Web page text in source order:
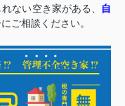
ない空き家がある、
自
ご相談ください。